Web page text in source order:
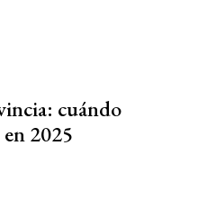
cuándo
2025